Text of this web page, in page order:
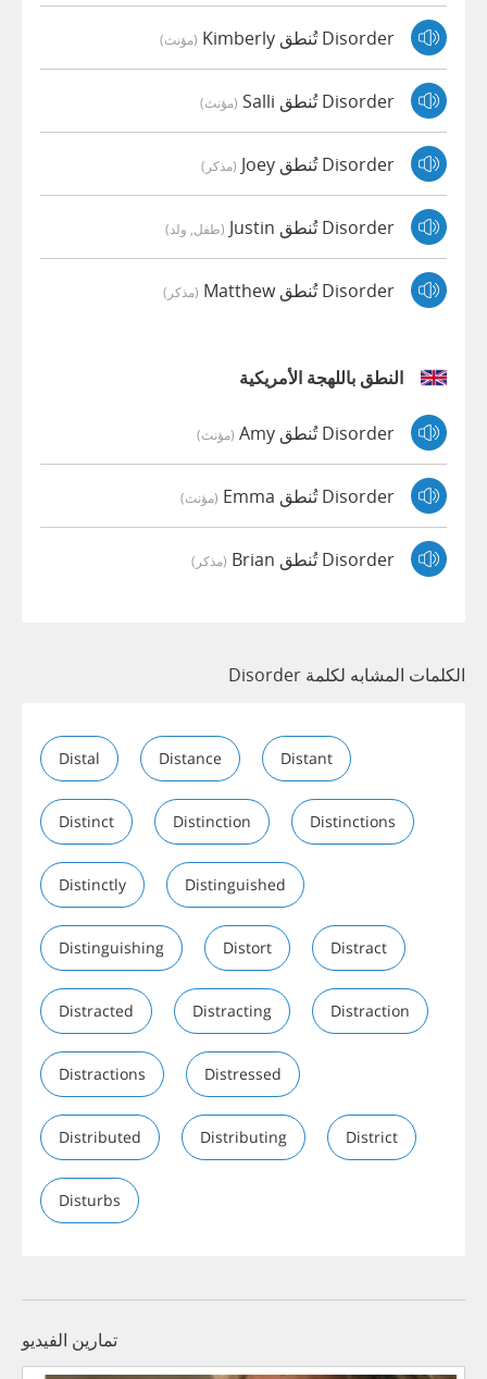
Disorder تُنطق Kimberly (مؤنث)
Disorder تُنطق Salli (مؤنث)
Disorder تُنطق Joey (مذكر)
Disorder تُنطق Justin (طفل, ولد)
Disorder تُنطق Matthew (مذكر)
النطق باللهجة الأمريكية
Disorder تُنطق Amy (مؤنث)
Disorder تُنطق Emma (مؤنث)
Disorder تُنطق Brian (مذكر)
الكلمات المشابه لكلمة Disorder
Distal Distance Distant
Distinct Distinction Distinctions
Distinctly Distinguished
Distinguishing Distort Distract
Distracted Distracting Distraction
Distractions Distressed
Distributed Distributing District
Disturbs
تمارين الفيديو